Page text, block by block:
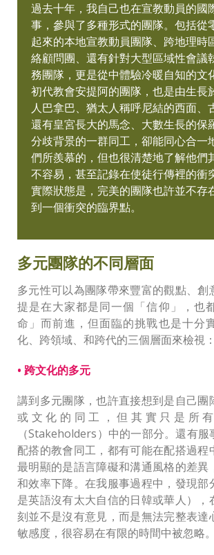
過去十年，我自己也在宣教動員的國
事，參與了多種形式的團隊。包括從
起來的本地宣教動員團隊、跨地理時
絡顧問團、還有針對大型區域性會議
務團隊，更是從中體驗冷暖自知的文
初代教會安提阿的團隊，也是由生長
人巴拿巴、猶太人稱呼尼結的西面、
還有皇宮長大的馬念、大數生長的保
分歧背景的一群同工，卻能同心合一
們所羨慕的，但也很清楚地了解他們
不容易，甚至記錄在使徒行傳裡的衝
實際狀態是，完美的團隊也許並不存
到一個衝突的臨界點。
多元團隊的不同層面
多元性可以為團隊帶來豐富的觀點、創
提是在大家都是同一個「信仰」，也
命」而前進，但面臨的挑戰也是十分
化、跨領域、和跨代的三個層面來檢視：
• 跨文化的多元
講到多元團隊，也許直接想到是自己團
或文化的同工，但其實只是所
（Stakeholders）中的一部分。還有
配搭的教會同工，都有可能在配搭過程
最明顯的是語言障礙和溝通風格的差異
和效率下降。在我服事過程中，發現部
是英語沒有太大自信的日韓或華人），
刻並不是沒有意見，而是無法完整表達
敏感度，很容易在有限的時間中被忽略。